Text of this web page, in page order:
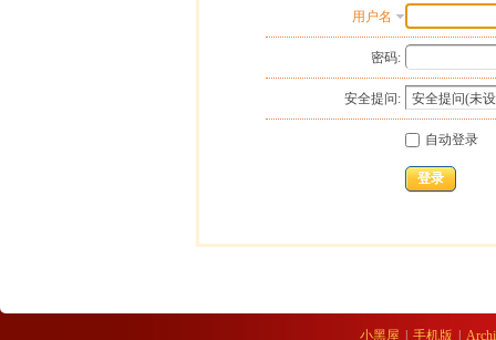
用户名
密码:
安全提问:
自动登录
登录
小黑屋 手机版